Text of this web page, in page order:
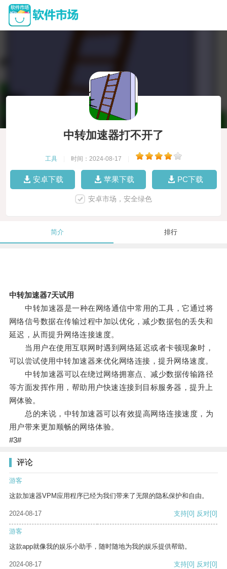
中转加速器打不开了
工具 时间：2024-08-17
安卓下载 苹果下载 PC下载
安卓市场，安全绿色
简介 排行
中转加速器7天试用
中转加速器是一种在网络通信中常用的工具，它通过将
网络信号数据在传输过程中加以优化，减少数据包的丢失和
延迟，从而提升网络连接速度。
当用户在使用互联网时遇到网络延迟或者卡顿现象时，
可以尝试使用中转加速器来优化网络连接，提升网络速度。
中转加速器可以在绕过网络拥塞点、减少数据传输路径
等方面发挥作用，帮助用户快速连接到目标服务器，提升上
网体验。
总的来说，中转加速器可以有效提高网络连接速度，为
用户带来更加顺畅的网络体验。
#3#
评论
游客
这款加速器VPM应用程序已经为我们带来了无限的隐私保护和自由。
2024-08-17 支持[0] 反对[0]
游客
这款app就像我的娱乐小助手，随时随地为我的娱乐提供帮助。
2024-08-17 支持[0] 反对[0]